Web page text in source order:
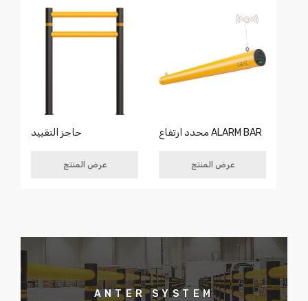
حاجز التقييد
عرض المنتج
محدد ارتفاع ALARM BAR
عرض المنتج
ANTER SYSTEM